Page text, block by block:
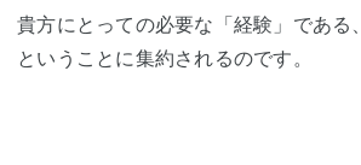
貴方にとっての必要な「経験」である、
ということに集約されるのです。